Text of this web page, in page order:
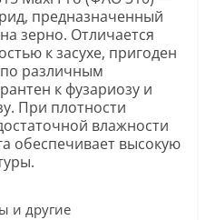
предназначенный
зерно. Отличается
к засухе, пригоден
различным
к фузариозу и
При плотности
влажности
обеспечивает высокую
и другие